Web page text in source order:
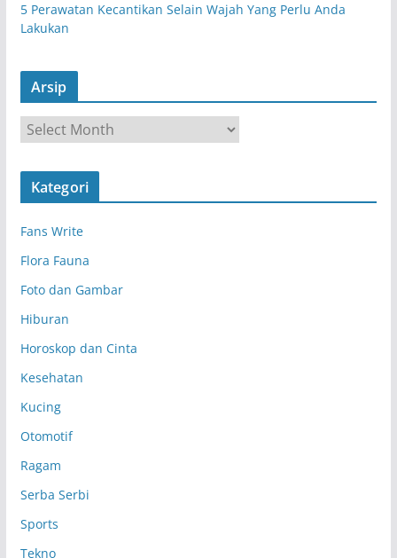
5 Perawatan Kecantikan Selain Wajah Yang Perlu Anda
Lakukan
Arsip
s
Kategori
Fans Write
Flora Fauna
Foto dan Gambar
Hiburan
Horoskop dan Cinta
Kesehatan
Kucing
Otomotif
Ragam
Serba Serbi
Sports
Tekno